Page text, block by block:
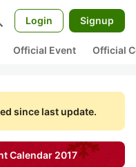
Login Signup
Official Event Official
since last update.
Calendar 2017